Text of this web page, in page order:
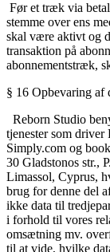
Før et træk via
stemme over ens
skal være aktivt og
transaktion på
abonnementstræk,
§ 16 Opbevaring af
Reborn Studio
tjenester som driver
Simply.com og
30 Gladstonos str.,
Limassol, Cyprus,
brug for denne del
ikke data til
i forhold til vores
omsætning mv.
til at vide, hvilke